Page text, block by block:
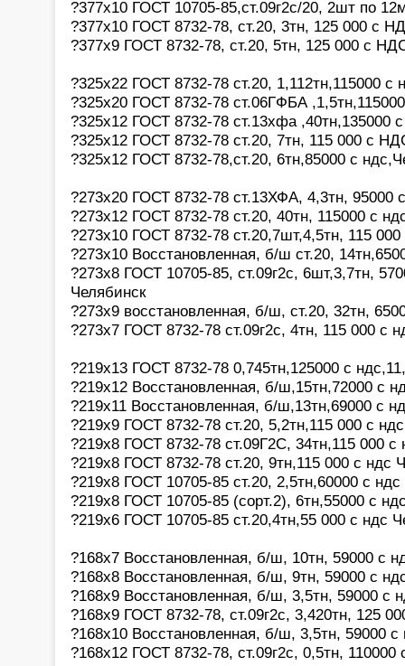
?377х10 ГОСТ 10705-85,ст.09г2с/20, 2шт по
?377х10 ГОСТ 8732-78, ст.20, 3тн, 125 000 с
?377х9 ГОСТ 8732-78, ст.20, 5тн, 125 000 с
?325х22 ГОСТ 8732-78 ст.20, 1,112тн,115000 с
?325х20 ГОСТ 8732-78 ст.06ГФБА
?325х12 ГОСТ 8732-78 ст.13хфа ,40тн,135000
?325х12 ГОСТ 8732-78 ст.20, 7тн, 115 000 с
?325х12 ГОСТ 8732-78,ст.20, 6тн,85000 с
?273х20 ГОСТ 8732-78 ст.13ХФА, 4,3тн, 95000
?273х12 ГОСТ 8732-78 ст.20, 40тн, 115000 с
?273х10 ГОСТ 8732-78 ст.20,7шт,4,5тн, 115
?273х10 Восстановленная, б/ш ст.20,
?273х8 ГОСТ 10705-85, ст.09г2с, 6шт,3,7тн,
Челябинск
?273х9 восстановленная, б/ш, ст.20, 32тн,
?273х7 ГОСТ 8732-78 ст.09г2с, 4тн, 115 000 с
?219х13 ГОСТ 8732-78 0,745тн,125000 с
?219х12 Восстановленная, б/ш,15тн,72000 с
?219х11 Восстановленная, б/ш,13тн,69000 с
?219х9 ГОСТ 8732-78 ст.20, 5,2тн,115 000 с
?219х8 ГОСТ 8732-78 ст.09Г2С, 34тн,115 000 с
?219х8 ГОСТ 8732-78 ст.20, 9тн,115 000 с ндс
?219х8 ГОСТ 10705-85 ст.20, 2,5тн,60000 с
?219х8 ГОСТ 10705-85 (сорт.2), 6тн,55000 с
?219х6 ГОСТ 10705-85 ст.20,4тн,55 000 с ндс
?168х7 Восстановленная, б/ш, 10тн, 59000 с
?168х8 Восстановленная, б/ш, 9тн, 59000 с
?168х9 Восстановленная, б/ш, 3,5тн, 59000 с
?168х9 ГОСТ 8732-78, ст.09г2с, 3,420тн, 125
?168х10 Восстановленная, б/ш, 3,5тн, 59000 с
?168х12 ГОСТ 8732-78, ст.09г2с, 0,5тн, 110000